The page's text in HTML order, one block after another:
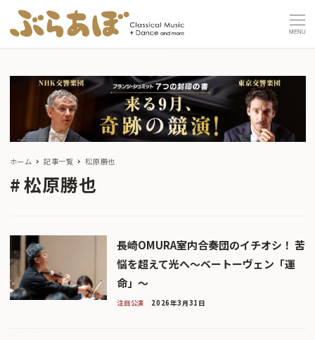
MENU
ホーム 記事一覧 松原勝也
松原勝也
長崎OMURA室内合奏団のイチオシ！ 苦
悩を超えて光へ～ベートーヴェン「運
命」～
注目公演 2026年3月31日